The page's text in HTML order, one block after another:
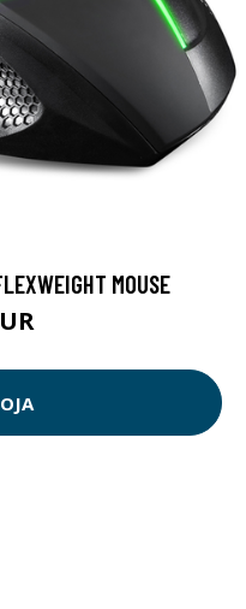
MOUSE